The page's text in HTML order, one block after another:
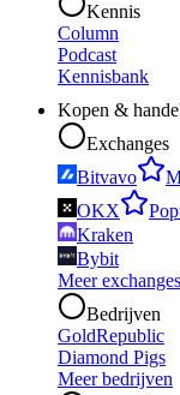
Kennis
Column
Podcast
Kennisbank
Kopen &
Exchanges
Bitvavo
OKX
Kraken
Bybit
Meer exchanges
Bedrijven
GoldRepublic
Diamond Pigs
Meer bedrijven